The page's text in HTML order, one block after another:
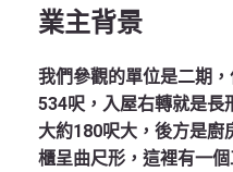
業主背景
我們參觀的單位是二期
534呎，入屋右轉就是長
大約180呎大，後方是廚
櫃呈曲尺形，這裡有一